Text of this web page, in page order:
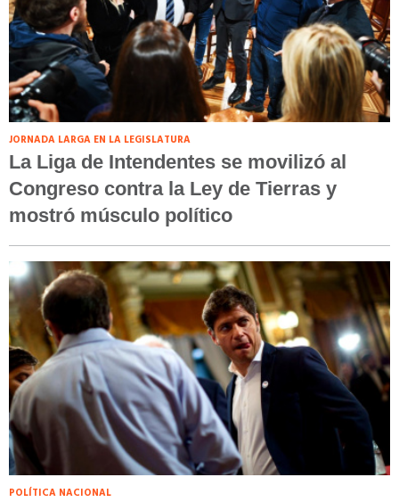
JORNADA LARGA EN LA LEGISLATURA
La Liga de Intendentes se movilizó al
Congreso contra la Ley de Tierras y
mostró músculo político
POLÍTICA NACIONAL